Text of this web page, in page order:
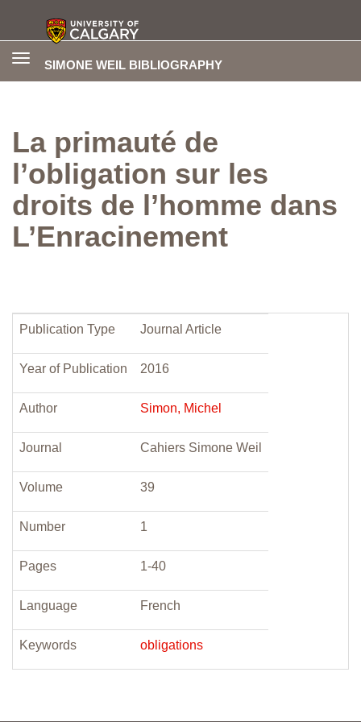
SIMONE WEIL BIBLIOGRAPHY
Toggle
La primauté de
l’obligation sur les
droits de l’homme dans
L’Enracinement
Publication Type Journal Article
Year of Publication 2016
Author Simon, Michel
Journal Cahiers Simone Weil
Volume 39
Number 1
Pages 1-40
Language French
Keywords obligations